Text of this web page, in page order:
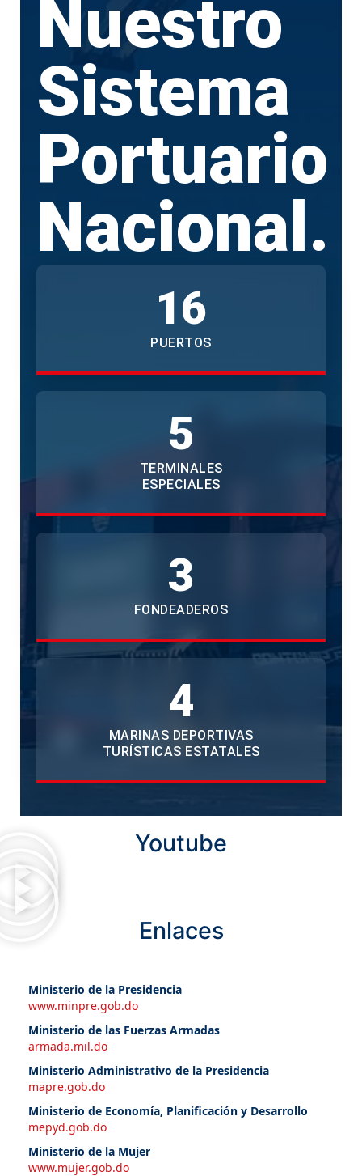
Nuestro
Sistema
Portuario
Nacional.
16
PUERTOS
5
TERMINALES
ESPECIALES
3
FONDEADEROS
4
MARINAS DEPORTIVAS
TURÍSTICAS ESTATALES
Youtube
Enlaces
Ministerio de la Presidencia
www.minpre.gob.do
Ministerio de las Fuerzas Armadas
armada.mil.do
Ministerio Administrativo de la Presidencia
mapre.gob.do
Ministerio de Economía, Planificación y Desarrollo
mepyd.gob.do
Ministerio de la Mujer
www.mujer.gob.do